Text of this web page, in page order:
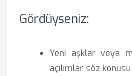
Gördüyseniz:
Yeni aşklar veya
açılımlar söz